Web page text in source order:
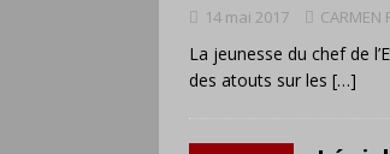
14 mai 2017 CARMEN
La jeunesse du chef de
des atouts sur les […]